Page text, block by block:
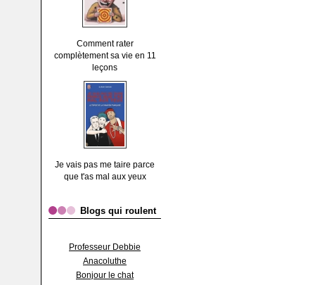
Comment rater
complètement sa vie en 11
leçons
Je vais pas me taire parce
que t'as mal aux yeux
Blogs qui roulent
Professeur Debbie
Anacoluthe
Bonjour le chat